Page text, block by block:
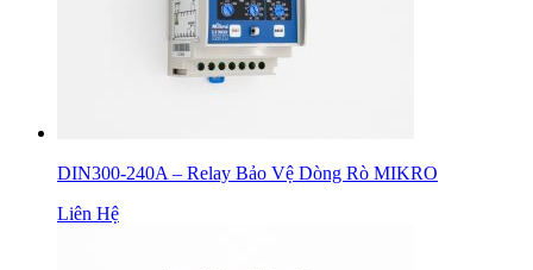
DIN300-240A – Relay Bảo Vệ Dòng Rò MIKRO
Liên Hệ